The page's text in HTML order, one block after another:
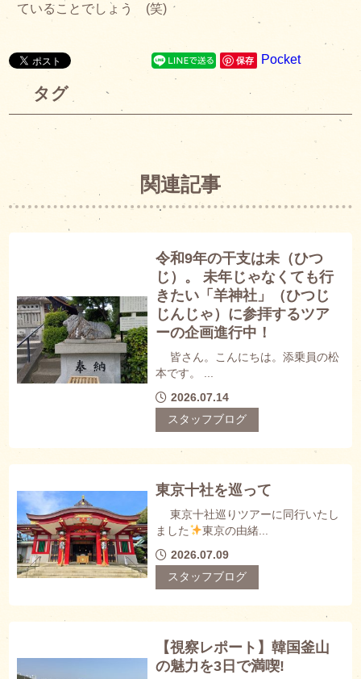
ていることでしょう (笑)
保存 Pocket
タグ
関連記事
令和9年の干支は未（ひつ
じ）。 未年じゃなくても行
きたい「羊神社」（ひつじ
じんじゃ）に参拝するツア
ーの企画進行中！
皆さん。こんにちは。添乗員の松
本です。 ...
2026.07.14
スタッフブログ
東京十社を巡って
東京十社巡りツアーに同行いたし
ました
東京の由緒...
2026.07.09
スタッフブログ
【視察レポート】韓国釜山
の魅力を3日で満喫!